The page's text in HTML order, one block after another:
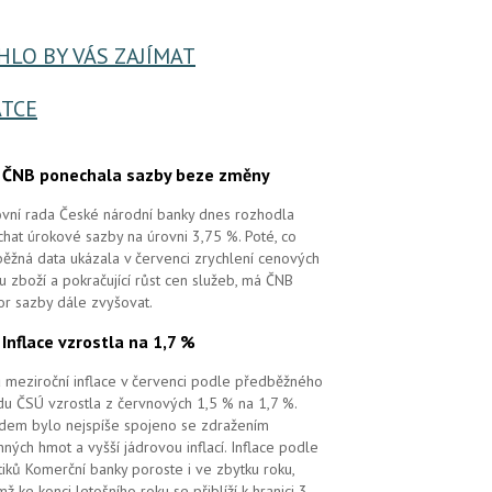
BY VÁS ZAJÍMAT
ČNB ponechala sazby beze změny
rada České národní banky dnes rozhodla
úrokové sazby na úrovni 3,75 %. Poté, co
data ukázala v červenci zrychlení cenových
zboží a pokračující růst cen služeb, má ČNB
sazby dále zvyšovat.
Inflace vzrostla na 1,7 %
meziroční inflace v červenci podle předběžného
ČSÚ vzrostla z červnových 1,5 % na 1,7 %.
bylo nejspíše spojeno se zdražením
hmot a vyšší jádrovou inflací. Inflace podle
Komerční banky poroste i ve zbytku roku,